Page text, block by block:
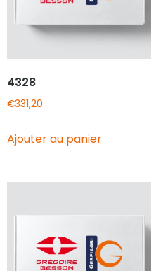
4328
€331,20
Ajouter au panier